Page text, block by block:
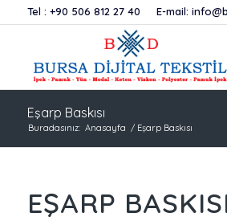
Tel :+90 506 812 27 40 E-mail:
Eşarp Baskısı
Buradasınız: Anasayfa / Eşarp Baskısı
EŞARP